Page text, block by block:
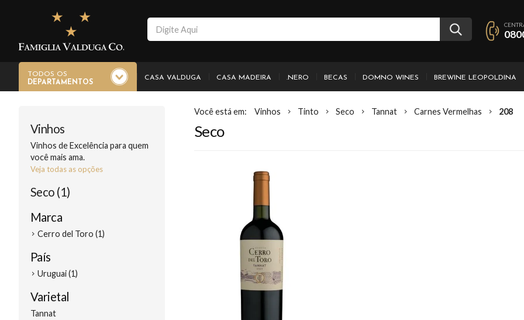
TODOS OS
DEPARTAMENTOS
CASA VALDUGA CASA MADEIRA .NERO BECAS DOMNO WINES BREWINE LEOPOLDINA
Vinhos
Vinhos de Excelência para quem
você mais ama.
Veja todas as opções
Seco (1)
Marca
Cerro del Toro (1)
País
Uruguai (1)
Varietal
Tannat
Vinhos Tinto Seco Tannat Carnes Vermelhas 208
Seco